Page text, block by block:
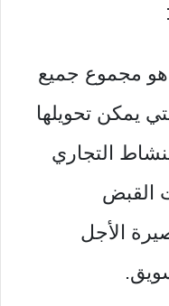
هو مجموع جميع
يمكن تحويلها
التجاري
القبض
الأجل